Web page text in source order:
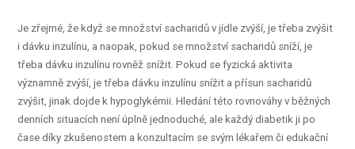
Je zřejmé, že když se množství sacharidů v jídle zvýší, je třeba zvýšit
i dávku inzulínu, a naopak, pokud se množství sacharidů sníží, je
třeba dávku inzulínu rovněž snížit. Pokud se fyzická aktivita
významně zvýší, je třeba dávku inzulínu snížit a přísun sacharidů
zvýšit, jinak dojde k hypoglykémii. Hledání této rovnováhy v běžných
denních situacích není úplně jednoduché, ale každý diabetik ji po
čase díky zkušenostem a konzultacím se svým lékařem či edukační